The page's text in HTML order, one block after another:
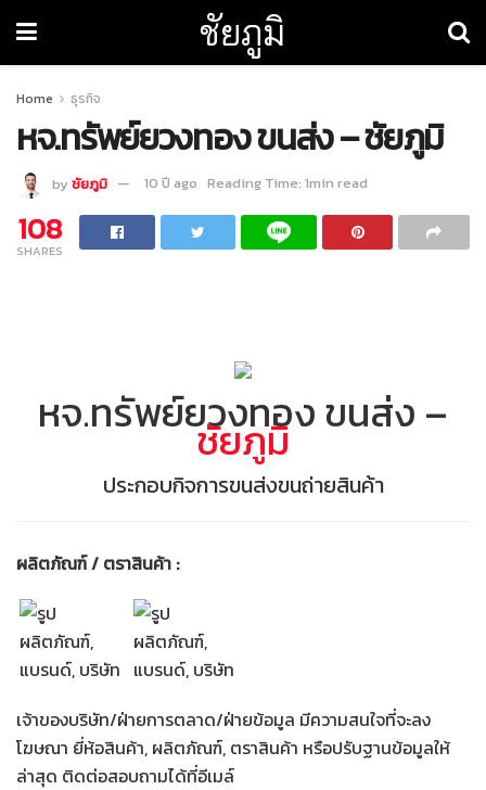
ชัยภูมิ
Home ธุรกิจ
หจ.ทรัพย์ยวงทอง ขนส่ง – ชัยภูมิ
by ชัยภูมิ 10 ปี ago Reading Time: 1min read
108
SHARES
หจ.ทรัพย์ยวงทอง ขนส่ง –
ชัยภูมิ
ประกอบกิจการขนส่งขนถ่ายสินค้า
ผลิตภัณฑ์ / ตราสินค้า :
เจ้าของบริษัท/ฝ่ายการตลาด/ฝ่ายข้อมูล มีความสนใจที่จะลง
โฆษณา ยี่ห้อสินค้า, ผลิตภัณฑ์, ตราสินค้า หรือปรับฐานข้อมูลให้
ล่าสุด ติดต่อสอบถามได้ที่อีเมล์